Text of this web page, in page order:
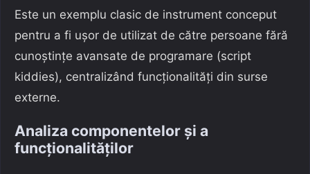
Este un exemplu clasic de instrument conceput
pentru a fi ușor de utilizat de către persoane fără
cunoștințe avansate de programare (script
kiddies), centralizând funcționalități din surse
externe.
Analiza componentelor și a
funcționalităților